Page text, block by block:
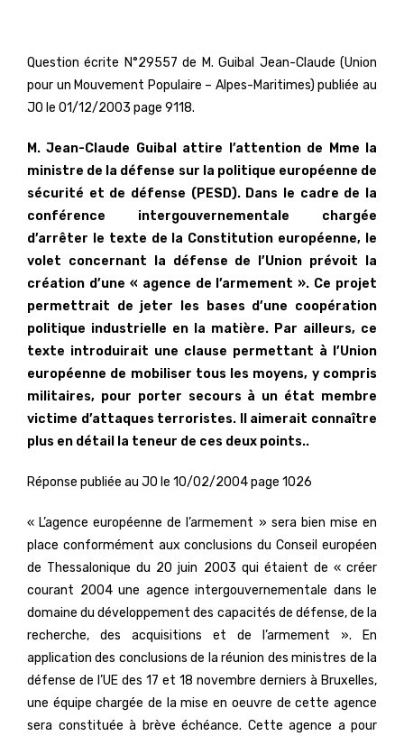
Question écrite N°29557 de M. Guibal Jean-Claude (Union
pour un Mouvement Populaire – Alpes-Maritimes) publiée au
JO le 01/12/2003 page 9118.
M. Jean-Claude Guibal attire l’attention de Mme la
ministre de la défense sur la politique européenne de
sécurité et de défense (PESD). Dans le cadre de la
conférence intergouvernementale chargée
d’arrêter le texte de la Constitution européenne, le
volet concernant la défense de l’Union prévoit la
création d’une « agence de l’armement ». Ce projet
permettrait de jeter les bases d’une coopération
politique industrielle en la matière. Par ailleurs, ce
texte introduirait une clause permettant à l’Union
européenne de mobiliser tous les moyens, y compris
militaires, pour porter secours à un état membre
victime d’attaques terroristes. Il aimerait connaître
plus en détail la teneur de ces deux points..
Réponse publiée au JO le 10/02/2004 page 1026
« L’agence européenne de l’armement » sera bien mise en
place conformément aux conclusions du Conseil européen
de Thessalonique du 20 juin 2003 qui étaient de « créer
courant 2004 une agence intergouvernementale dans le
domaine du développement des capacités de défense, de la
recherche, des acquisitions et de l’armement ». En
application des conclusions de la réunion des ministres de la
défense de l’UE des 17 et 18 novembre derniers à Bruxelles,
une équipe chargée de la mise en oeuvre de cette agence
sera constituée à brève échéance. Cette agence a pour